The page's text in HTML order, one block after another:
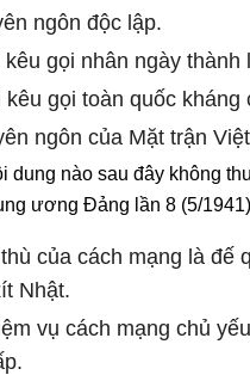
ngôn độc lập.
kêu gọi nhân ngày thành
kêu gọi toàn quốc kháng
ngôn của Mặt trận
dung nào sau đây không
ương Đảng lần 8 (5/
của cách mạng là đế
Nhật.
vụ cách mạng chủ